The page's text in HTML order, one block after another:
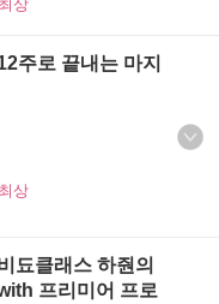
최상
주로 끝내는 마지
최상
됴클래스 하줜의
프리미어 프로